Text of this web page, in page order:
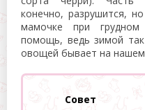
конечно, разрушится,
мамочке при грудном
помощь, ведь зимой
овощей бывает на нашем
Совет